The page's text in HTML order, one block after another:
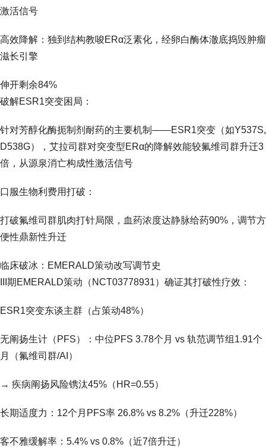
激活信号
高效降解：独到结构教唆ERα泛素化，经卵白酶体澈底捣毁肿瘤
滋长引擎
伸开剩余84%
破解ESR1突变困局：
针对芳醇化酶扼制剂耐药的主要机制——ESR1突变（如Y537S,
D538G），艾拉司群对突变型ERα的降解效能较氟维司群升迁3
倍，从源泉消亡构成性激活信号
口服生物利费用打破：
打破氟维司群肌肉打针局限，血药浓度达静脉给药90%，调节方
便性鼎新性升迁
临床破冰：EMERALD策动改写调节史
III期EMERALD策动（NCT03778931）确证其打破性疗效：
ESR1突变东谈主群（占策动48%）
无阐扬生计（PFS）：中位PFS 3.78个月 vs 轨范调节组1.91个
月（氟维司群/AI）
→ 疾病阐扬风险镌汰45%（HR=0.55）
长期适度力：12个月PFS率 26.8% vs 8.2%（升迁228%）
客不雅缓解率：5.4% vs 0.8%（近7倍升迁）